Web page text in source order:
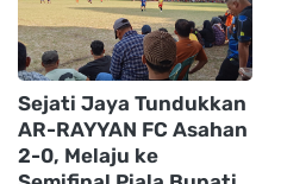
Sejati Jaya Tundukkan
AR-RAYYAN FC Asahan
2-0, Melaju ke